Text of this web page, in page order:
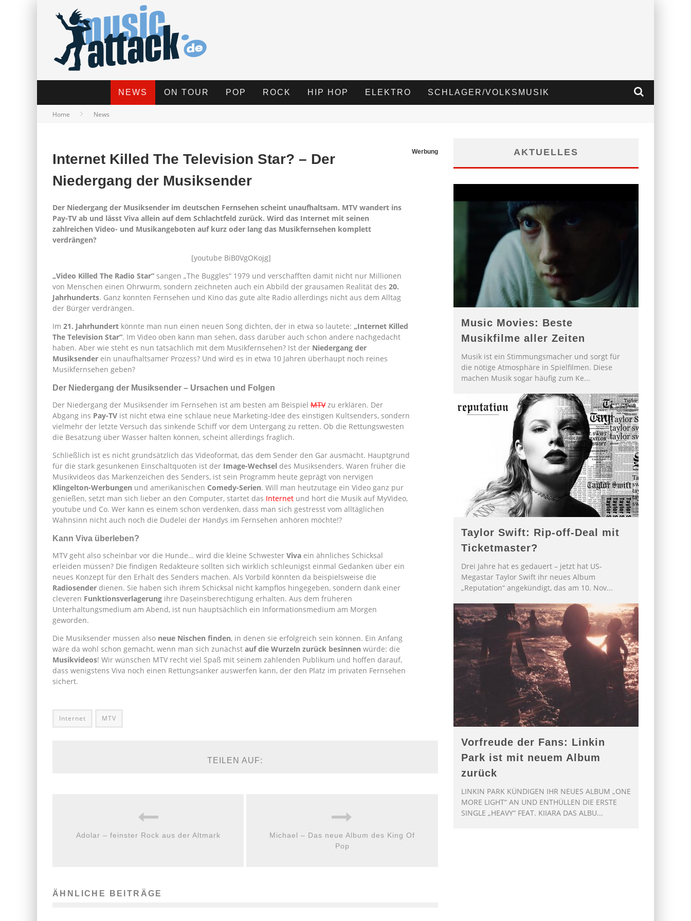
NEWS ON TOUR POP ROCK HIP HOP ELEKTRO SCHLAGER/VOLKSMUSIK
Home News
Internet Killed The Television Star? – Der
Niedergang der Musiksender
Werbung
Der Niedergang der Musiksender im deutschen Fernsehen scheint unaufhaltsam. MTV wandert ins
Pay-TV ab und lässt Viva allein auf dem Schlachtfeld zurück. Wird das Internet mit seinen
zahlreichen Video- und Musikangeboten auf kurz oder lang das Musikfernsehen komplett
verdrängen?
[youtube BiB0VgOKojg]
„Video Killed The Radio Star“ sangen „The Buggles“ 1979 und verschafften damit nicht nur Millionen
von Menschen einen Ohrwurm, sondern zeichneten auch ein Abbild der grausamen Realität des 20.
Jahrhunderts. Ganz konnten Fernsehen und Kino das gute alte Radio allerdings nicht aus dem Alltag
der Bürger verdrängen.
Im 21. Jahrhundert könnte man nun einen neuen Song dichten, der in etwa so lautete: „Internet Killed
The Television Star“. Im Video oben kann man sehen, dass darüber auch schon andere nachgedacht
haben. Aber wie steht es nun tatsächlich mit dem Musikfernsehen? Ist der Niedergang der
Musiksender ein unaufhaltsamer Prozess? Und wird es in etwa 10 Jahren überhaupt noch reines
Musikfernsehen geben?
Der Niedergang der Musiksender – Ursachen und Folgen
Der Niedergang der Musiksender im Fernsehen ist am besten am Beispiel MTVzu erklären. Der
Abgang ins Pay-TV ist nicht etwa eine schlaue neue Marketing-Idee des einstigen Kultsenders, sondern
vielmehr der letzte Versuch das sinkende Schiff vor dem Untergang zu retten. Ob die Rettungswesten
die Besatzung über Wasser halten können, scheint allerdings fraglich.
Schließlich ist es nicht grundsätzlich das Videoformat, das dem Sender den Gar ausmacht. Hauptgrund
für die stark gesunkenen Einschaltquoten ist der Image-Wechsel des Musiksenders. Waren früher die
Musikvideos das Markenzeichen des Senders, ist sein Programm heute geprägt von nervigen
Klingelton-Werbungen und amerikanischen Comedy-Serien. Will man heutzutage ein Video ganz pur
genießen, setzt man sich lieber an den Computer, startet das Internet und hört die Musik auf MyVideo,
youtube und Co. Wer kann es einem schon verdenken, dass man sich gestresst vom alltäglichen
Wahnsinn nicht auch noch die Dudelei der Handys im Fernsehen anhören möchte!?
Kann Viva überleben?
MTV geht also scheinbar vor die Hunde… wird die kleine Schwester Viva ein ähnliches Schicksal
erleiden müssen? Die findigen Redakteure sollten sich wirklich schleunigst einmal Gedanken über ein
neues Konzept für den Erhalt des Senders machen. Als Vorbild könnten da beispielsweise die
Radiosender dienen. Sie haben sich ihrem Schicksal nicht kampflos hingegeben, sondern dank einer
cleveren Funktionsverlagerung ihre Daseinsberechtigung erhalten. Aus dem früheren
Unterhaltungsmedium am Abend, ist nun hauptsächlich ein Informationsmedium am Morgen
geworden.
Die Musiksender müssen also neue Nischen finden, in denen sie erfolgreich sein können. Ein Anfang
wäre da wohl schon gemacht, wenn man sich zunächst auf die Wurzeln zurück besinnen würde: die
Musikvideos! Wir wünschen MTV recht viel Spaß mit seinem zahlenden Publikum und hoffen darauf,
dass wenigstens Viva noch einen Rettungsanker auswerfen kann, der den Platz im privaten Fernsehen
sichert.
Internet MTV
TEILEN AUF:
Adolar – feinster Rock aus der Altmark
Michael – Das neue Album des King Of
Pop
ÄHNLICHE BEITRÄGE
AKTUELLES
Music Movies: Beste
Musikfilme aller Zeiten
Musik ist ein Stimmungsmacher und sorgt für
die nötige Atmosphäre in Spielfilmen. Diese
machen Musik sogar häufig zum Ke...
Taylor Swift: Rip-off-Deal mit
Ticketmaster?
Drei Jahre hat es gedauert – jetzt hat US-
Megastar Taylor Swift ihr neues Album
„Reputation“ angekündigt, das am 10. Nov...
Vorfreude der Fans: Linkin
Park ist mit neuem Album
zurück
LINKIN PARK KÜNDIGEN IHR NEUES ALBUM „ONE
MORE LIGHT“ AN UND ENTHÜLLEN DIE ERSTE
SINGLE „HEAVY“ FEAT. KIIARA DAS ALBU...